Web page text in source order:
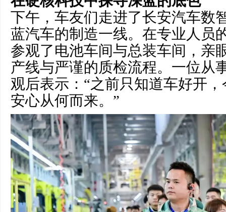
下午，车友们走进了长安汽车数
蓝汽车的制造一线。在专业人员
参观了电池车间与总装车间，亲
产线与严谨的质检流程。一位从
观后表示：“之前只知道车好开
安心从何而来。”